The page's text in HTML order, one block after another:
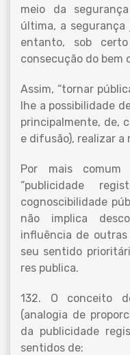
meio da
última, a
entanto, sob
consecução do bem
Assim, “tornar
lhe a possibilidade
principalmente, de,
e difusão), realizar a
Por mais
“publicidade
cognoscibilidade
não implica
influência de outras
seu sentido
res publica.
132. O conceito
(analogia de
da publicidade
sentidos de: